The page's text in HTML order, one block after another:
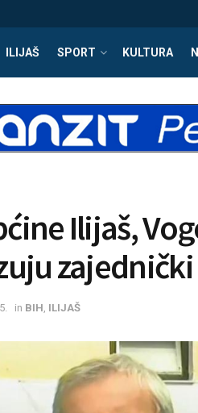
ILIJAŠ SPORT KULTURA
Ilijaš,
in BIH ILIJAŠ